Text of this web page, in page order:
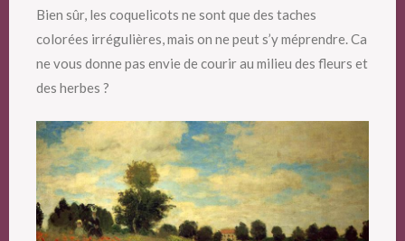
Bien sûr, les coquelicots ne sont que des taches
colorées irrégulières, mais on ne peut s’y méprendre. Ca
ne vous donne pas envie de courir au milieu des fleurs et
des herbes ?